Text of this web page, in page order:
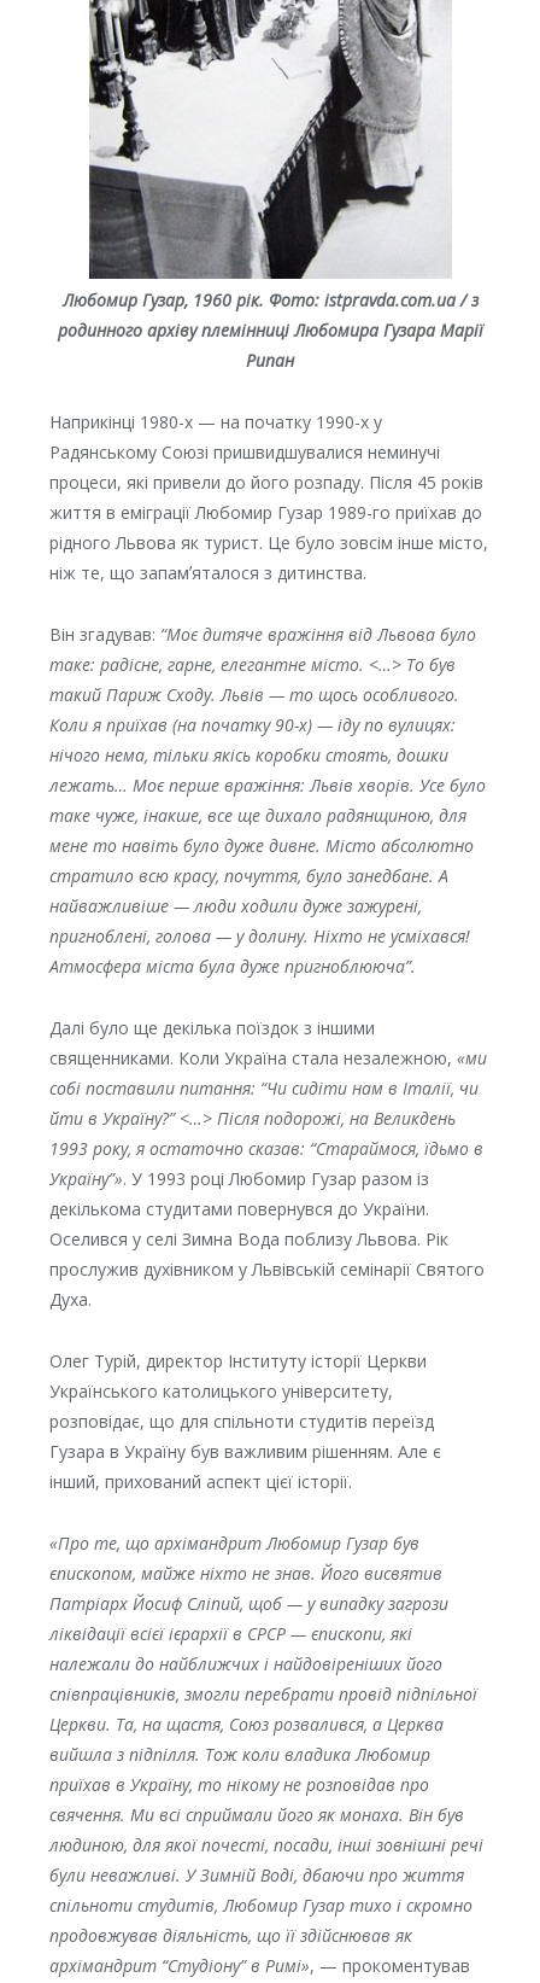
Любомир Гузар, 1960 рік. Фото: istpravda.com.ua / з
родинного архіву племінниці Любомира Гузара Марії
Рипан
Наприкінці 1980-х — на початку 1990-х у
Радянському Союзі пришвидшувалися неминучі
процеси, які привели до його розпаду. Після 45 років
життя в еміграції Любомир Гузар 1989-го приїхав до
рідного Львова як турист. Це було зовсім інше місто,
ніж те, що запамʼяталося з дитинства.
Він згадував: “Моє дитяче вражіння від Львова було
таке: радісне, гарне, елегантне місто. <…> То був
такий Париж Сходу. Львів — то щось особливого.
Коли я приїхав (на початку 90-х) — іду по вулицях:
нічого нема, тільки якісь коробки стоять, дошки
лежать… Моє перше вражіння: Львів хворів. Усе було
таке чуже, інакше, все ще дихало радянщиною, для
мене то навіть було дуже дивне. Місто абсолютно
стратило всю красу, почуття, було занедбане. А
найважливіше — люди ходили дуже зажурені,
пригноблені, голова — у долину. Ніхто не усміхався!
Атмосфера міста була дуже пригноблююча”.
Далі було ще декілька поїздок з іншими
священниками. Коли Україна стала незалежною, «ми
собі поставили питання: “Чи сидіти нам в Італії, чи
йти в Україну?” <…> Після подорожі, на Великдень
1993 року, я остаточно сказав: “Стараймося, їдьмо в
Україну”». У 1993 році Любомир Гузар разом із
декількома студитами повернувся до України.
Оселився у селі Зимна Вода поблизу Львова. Рік
прослужив духівником у Львівській семінарії Святого
Духа.
Олег Турій, директор Інституту історії Церкви
Українського католицького університету,
розповідає, що для спільноти студитів переїзд
Гузара в Україну був важливим рішенням. Але є
інший, прихований аспект цієї історії.
«Про те, що архімандрит Любомир Гузар був
єпископом, майже ніхто не знав. Його висвятив
Патріарх Йосиф Сліпий, щоб — у випадку загрози
ліквідації всієї ієрархії в СРСР — єпископи, які
належали до найближчих і найдовіреніших його
співпрацівників, змогли перебрати провід підпільної
Церкви. Та, на щастя, Союз розвалився, а Церква
вийшла з підпілля. Тож коли владика Любомир
приїхав в Україну, то нікому не розповідав про
свячення. Ми всі сприймали його як монаха. Він був
людиною, для якої почесті, посади, інші зовнішні речі
були неважливі. У Зимній Воді, дбаючи про життя
спільноти студитів, Любомир Гузар тихо і скромно
продовжував діяльність, що її здійснював як
архімандрит “Студіону” в Римі», — прокоментував